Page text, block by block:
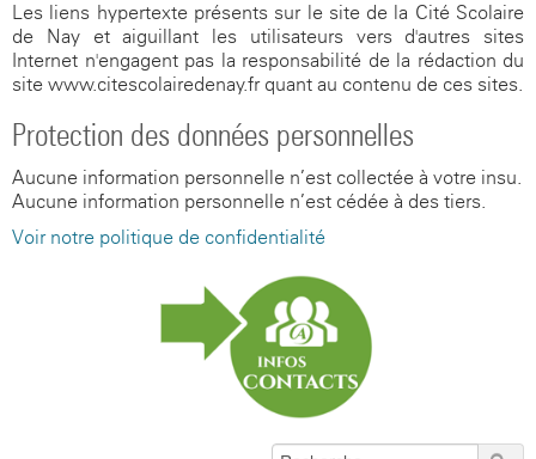
Les liens hypertexte présents sur le site de la Cité Scolaire
de Nay et aiguillant les utilisateurs vers d'autres sites
Internet n'engagent pas la responsabilité de la rédaction du
site www.citescolairedenay.fr quant au contenu de ces sites.
Protection des données personnelles
Aucune information personnelle n’est collectée à votre insu.
Aucune information personnelle n’est cédée à des tiers.
Voir notre politique de confidentialité